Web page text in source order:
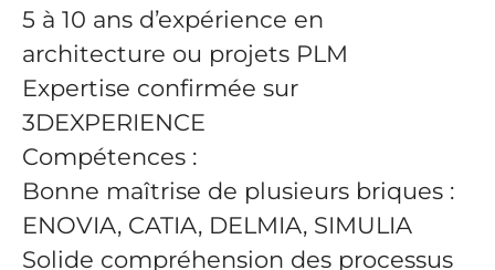
5 à 10 ans d’expérience en
architecture ou projets PLM
Expertise confirmée sur
3DEXPERIENCE
Compétences :
Bonne maîtrise de plusieurs briques :
ENOVIA, CATIA, DELMIA, SIMULIA
Solide compréhension des processus